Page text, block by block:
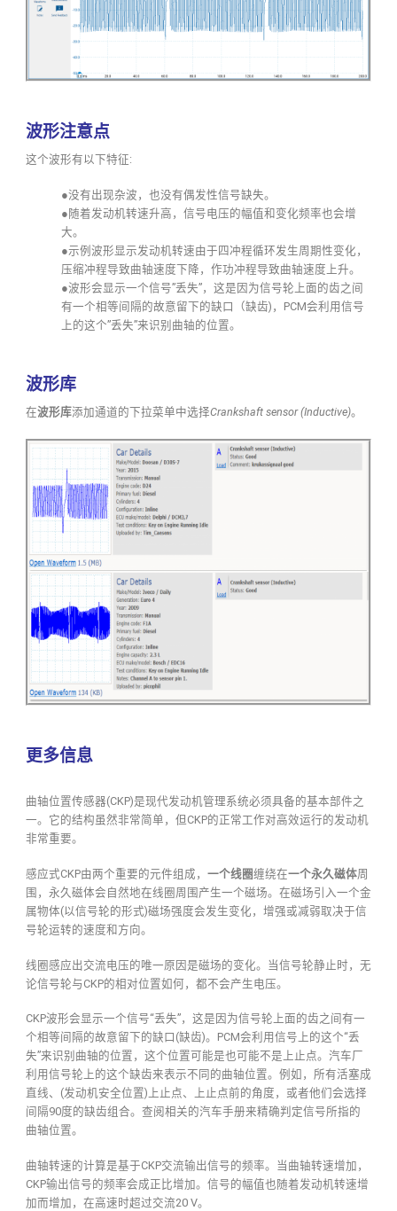
波形注意点
这个波形有以下特征:
●没有出现杂波，也没有偶发性信号缺失。
●随着发动机转速升高，信号电压的幅值和变化频率也会增
大。
●示例波形显示发动机转速由于四冲程循环发生周期性变化，
压缩冲程导致曲轴速度下降，作功冲程导致曲轴速度上升。
●波形会显示一个信号”丢失”，这是因为信号轮上面的齿之间
有一个相等间隔的故意留下的缺口（缺齿)，PCM会利用信号
上的这个”丢失”来识别曲轴的位置。
波形库
在波形库添加通道的下拉菜单中选择Crankshaft sensor (Inductive)。
更多信息
曲轴位置传感器(CKP)是现代发动机管理系统必须具备的基本部件之
一。它的结构虽然非常简单，但CKP的正常工作对高效运行的发动机
非常重要。
感应式CKP由两个重要的元件组成， 一个线圈缠绕在一个永久磁体周
围，永久磁体会自然地在线圈周围产生一个磁场。在磁场引入一个金
属物体(以信号轮的形式)磁场强度会发生变化，增强或减弱取决于信
号轮运转的速度和方向。
线圈感应出交流电压的唯一原因是磁场的变化。当信号轮静止时，无
论信号轮与CKP的相对位置如何，都不会产生电压。
CKP波形会显示一个信号“丢失”，这是因为信号轮上面的齿之间有一
个相等间隔的故意留下的缺口(缺齿)。PCM会利用信号上的这个“丢
失”来识别曲轴的位置，这个位置可能是也可能不是上止点。汽车厂
利用信号轮上的这个缺齿来表示不同的曲轴位置。例如，所有活塞成
直线、(发动机安全位置)上止点、上止点前的角度，或者他们会选择
间隔90度的缺齿组合。查阅相关的汽车手册来精确判定信号所指的
曲轴位置。
曲轴转速的计算是基于CKP交流输出信号的频率。当曲轴转速增加，
CKP输出信号的频率会成正比增加。信号的幅值也随着发动机转速增
加而增加，在高速时超过交流20 V。